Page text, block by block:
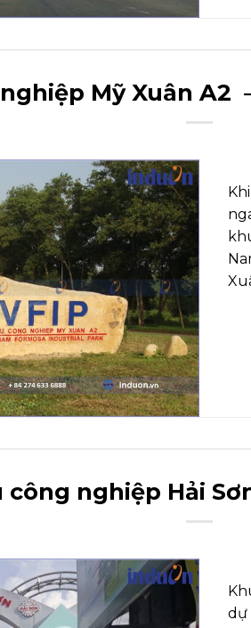
Mỹ Xuân A2
công nghiệp Hải
dự